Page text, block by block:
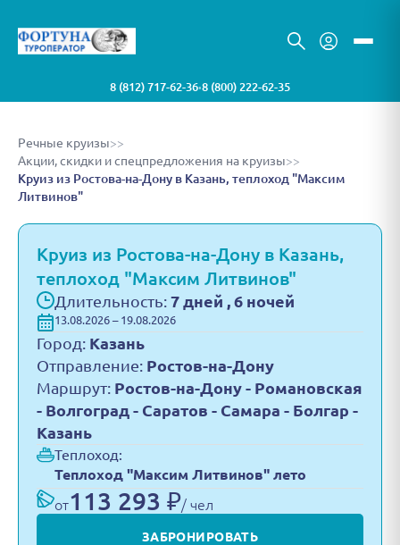
8 (812) 717-62-36•8 (800) 222-62-35
Речные круизы>>
Акции, скидки и спецпредложения на круизы>>
Круиз из Ростова-на-Дону в Казань, теплоход "Максим
Литвинов"
Круиз из Ростова-на-Дону в Казань,
теплоход "Максим Литвинов"
Длительность: 7 дней , 6 ночей
13.08.2026 – 19.08.2026
Город: Казань
Отправление: Ростов-на-Дону
Маршрут: Ростов-на-Дону - Романовская
- Волгоград - Саратов - Самара - Болгар -
Казань
Теплоход:
Теплоход "Максим Литвинов" лето
от113 293 ₽/ чел
ЗАБРОНИРОВАТЬ